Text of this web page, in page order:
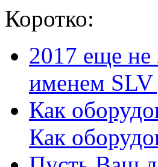
Коротко:
2017 еще не
именем SLV
Как
Как